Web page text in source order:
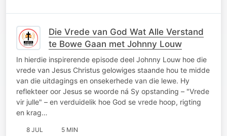
Die Vrede van God Wat Alle Verstand
te Bowe Gaan met Johnny Louw
In hierdie inspirerende episode deel Johnny Louw hoe die
vrede van Jesus Christus gelowiges staande hou te midde
van die uitdagings en onsekerhede van die lewe. Hy
reflekteer oor Jesus se woorde ná Sy opstanding – "Vrede
vir julle" – en verduidelik hoe God se vrede hoop, rigting
en krag…
8 JUL 5 MIN